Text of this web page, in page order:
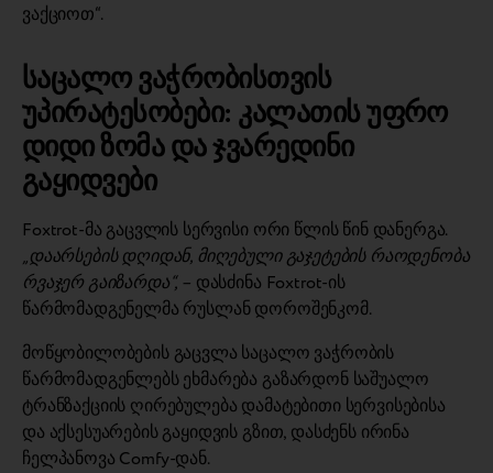
ვაქციოთ“.
საცალო ვაჭრობისთვის
უპირატესობები: კალათის უფრო
დიდი ზომა და ჯვარედინი
გაყიდვები
Foxtrot-მა გაცვლის სერვისი ორი წლის წინ დანერგა.
„დაარსების დღიდან, მიღებული გაჯეტების რაოდენობა
რვაჯერ გაიზარდა“, – დასძინა Foxtrot-ის
წარმომადგენელმა რუსლან დოროშენკომ.
მოწყობილობების გაცვლა საცალო ვაჭრობის
წარმომადგენლებს ეხმარება გაზარდონ საშუალო
ტრანზაქციის ღირებულება დამატებითი სერვისებისა
და აქსესუარების გაყიდვის გზით, დასძენს ირინა
ჩელპანოვა Comfy-დან.